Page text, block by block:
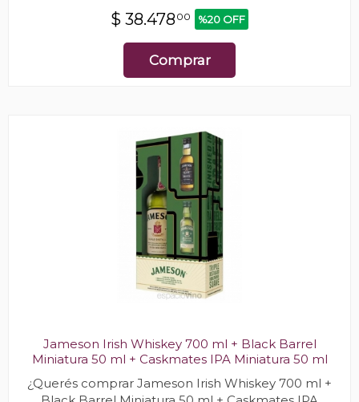
$ 38.478 00 %20 OFF
Comprar
Jameson Irish Whiskey 700 ml + Black Barrel
Miniatura 50 ml + Caskmates IPA Miniatura 50 ml
¿Querés comprar Jameson Irish Whiskey 700 ml +